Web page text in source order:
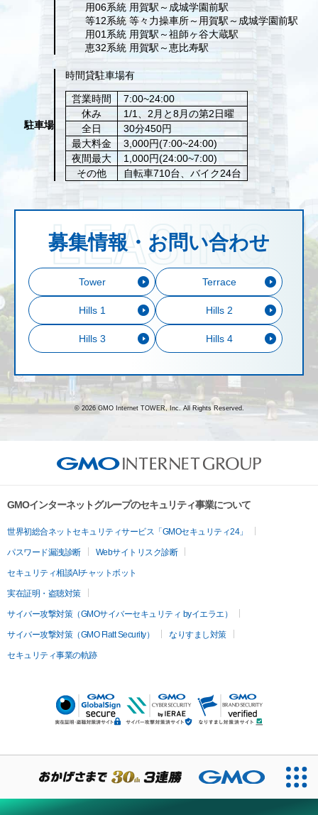
用06系統 用賀駅～成城学園前駅
等12系統 等々力操車所～用賀駅～成城学園前駅
用01系統 用賀駅～祖師ヶ谷大蔵駅
恵32系統 用賀駅～恵比寿駅
駐車場
時間貸駐車場有
営業時間
7:00~24:00
休み
1/1、2月と8月の第2日曜
全日
30分450円
最大料金
3,000円(7:00~24:00)
夜間最大
1,000円(24:00~7:00)
その他
自転車710台、バイク24台
募集情報・お問い合わせ
Tower Terrace
Hills 1 Hills 2
Hills 3 Hills 4
© 2026 GMO Internet TOWER, Inc. All Rights Reserved.
GMOインターネットグループのセキュリティ事業について
世界初総合ネットセキュリティサービス「GMOセキュリティ24」
パスワード漏洩診断 Webサイトリスク診断
セキュリティ相談AIチャットボット
実在証明・盗聴対策
サイバー攻撃対策（GMOサイバーセキュリティ byイエラエ）
サイバー攻撃対策（GMO Flatt Security） なりすまし対策
セキュリティ事業の軌跡